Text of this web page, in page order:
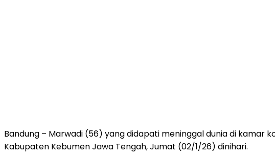
Bandung – Marwadi (56) yang didapati meninggal dunia di kamar
Kabupaten Kebumen Jawa Tengah, Jumat (02/1/26) dinihari.